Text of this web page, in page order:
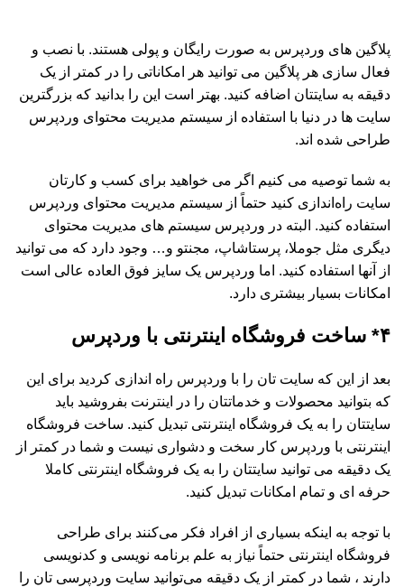
پلاگین های وردپرس به صورت رایگان و پولی هستند. با نصب و
فعال سازی هر پلاگین می توانید هر امکاناتی را در کمتر از یک
دقیقه به سایتتان اضافه کنید. بهتر است این را بدانید که بزرگترین
سایت ها در دنیا با استفاده از سیستم مدیریت محتوای وردپرس
طراحی شده اند.
به شما توصیه می کنیم اگر می خواهید برای کسب و کارتان
سایت راه‌اندازی کنید حتماً از سیستم مدیریت محتوای وردپرس
استفاده کنید. البته در وردپرس سیستم های مدیریت محتوای
دیگری مثل جوملا، پرستاشاپ، مجنتو و… وجود دارد که می توانید
از آنها استفاده کنید. اما وردپرس یک سایز فوق العاده عالی است
امکانات بسیار بیشتری دارد.
۴* ساخت فروشگاه اینترنتی با وردپرس
بعد از این که سایت تان را با وردپرس راه اندازی کردید برای این
که بتوانید محصولات و خدماتتان را در اینترنت بفروشید باید
سایتتان را به یک فروشگاه اینترنتی تبدیل کنید. ساخت فروشگاه
اینترنتی با وردپرس کار سخت و دشواری نیست و شما در کمتر از
یک دقیقه می توانید سایتتان را به یک فروشگاه اینترنتی کاملا
حرفه ای و تمام امکانات تبدیل کنید.
با توجه به اینکه بسیاری از افراد فکر می‌کنند برای طراحی
فروشگاه اینترنتی حتماً نیاز به علم برنامه نویسی و کدنویسی
دارند ، شما در کمتر از یک دقیقه می‌توانید سایت وردپرسی تان را